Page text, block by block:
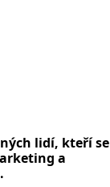
lidí, kteří se
a